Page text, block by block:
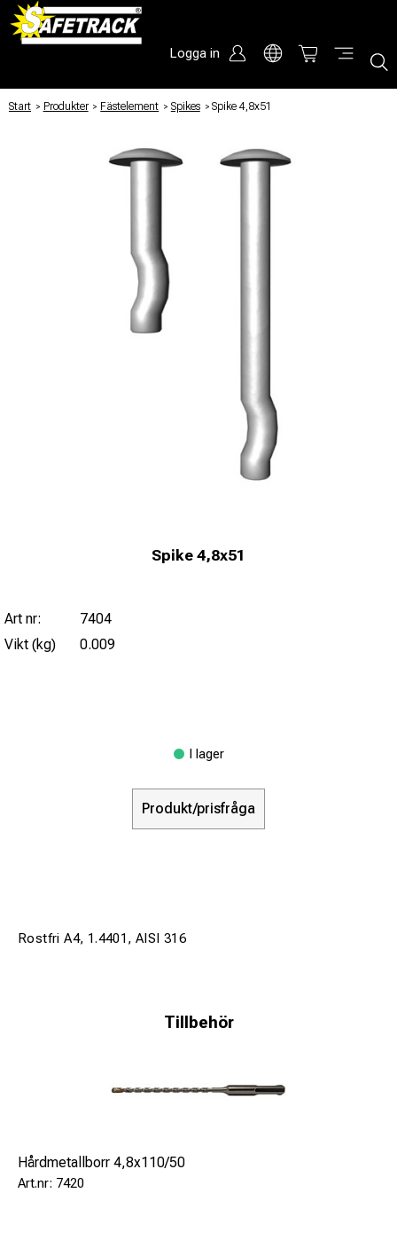
Logga in
Start / Produkter / Fästelement / Spikes / Spike 4,8x51
Spike 4,8x51
Art nr:
7404
Vikt (kg)
0.009
I lager
Produkt/prisfråga
Rostfri A4, 1.4401, AISI 316
Tillbehör
Hårdmetallborr 4,8x110/50
7420